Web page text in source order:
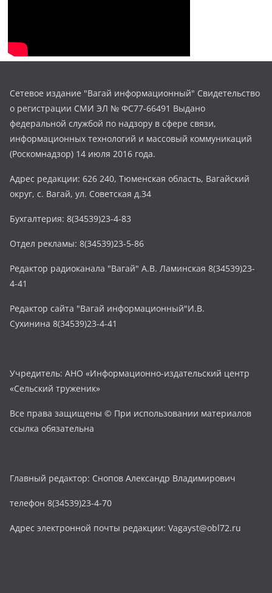
Сетевое издание "Вагай информационный" Свидетельство
о регистрации СМИ ЭЛ № ФС77-66491 Выдано
федеральной службой по надзору в сфере связи,
информационных технологий и массовый коммуникаций
(Роскомнадзор) 14 июля 2016 года.
Адрес редакции: 626 240, Тюменская область, Вагайский
округ, с. Вагай, ул. Советская д.34
Бухгалтерия: 8(34539)23-4-83
Отдел рекламы: 8(34539)23-5-86
Редактор радиоканала "Вагай" А.В. Ламинская 8(34539)23-
4-41
Редактор сайта "Вагай информационный"И.В.
Сухинина 8(34539)23-4-41
Учредитель: АНО «Информационно-издательский центр
«Сельский труженик»
Все права защищены © При использовании материалов
ссылка обязательна
Главный редактор: Снопов Александр Владимирович
телефон 8(34539)23-4-70
Адрес электронной почты редакции: Vagayst@obl72.ru